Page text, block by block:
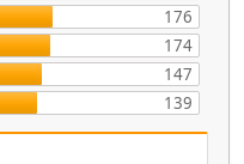
176
174
147
139